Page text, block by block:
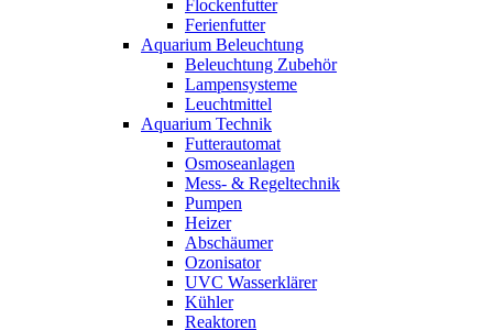
Flockenfutter
Ferienfutter
Aquarium Beleuchtung
Beleuchtung Zubehör
Lampensysteme
Leuchtmittel
Aquarium Technik
Futterautomat
Osmoseanlagen
Mess- & Regeltechnik
Pumpen
Heizer
Abschäumer
Ozonisator
UVC Wasserklärer
Kühler
Reaktoren